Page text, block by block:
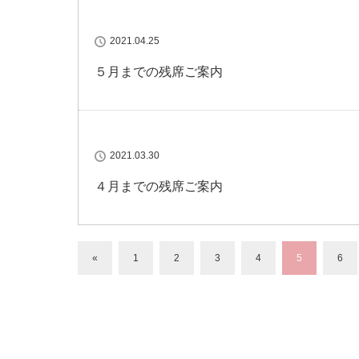
2021.04.25
５月までの残席ご案内
2021.03.30
４月までの残席ご案内
« 1 2 3 4 5 6